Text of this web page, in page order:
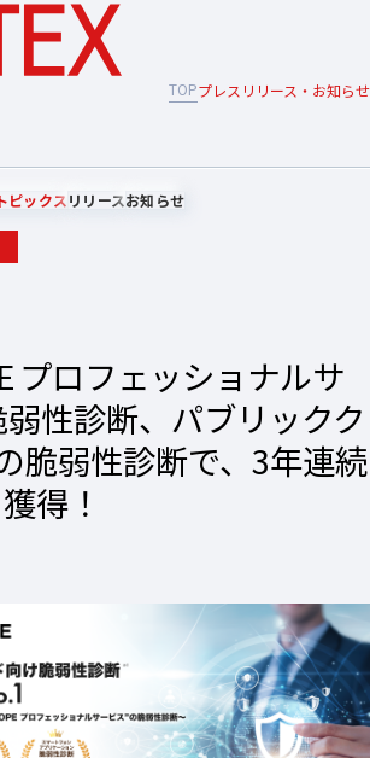
TOPプレスリリース・お知らせ
ピックスリリースお知らせ
プロフェッショナルサ
性診断、パブリックク
脆弱性診断で、3年連続
得！